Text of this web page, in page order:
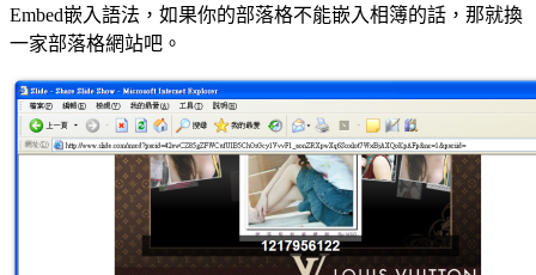
Embed嵌入語法，如果你的部落格不能嵌入相簿的話，那就換
一家部落格網站吧。